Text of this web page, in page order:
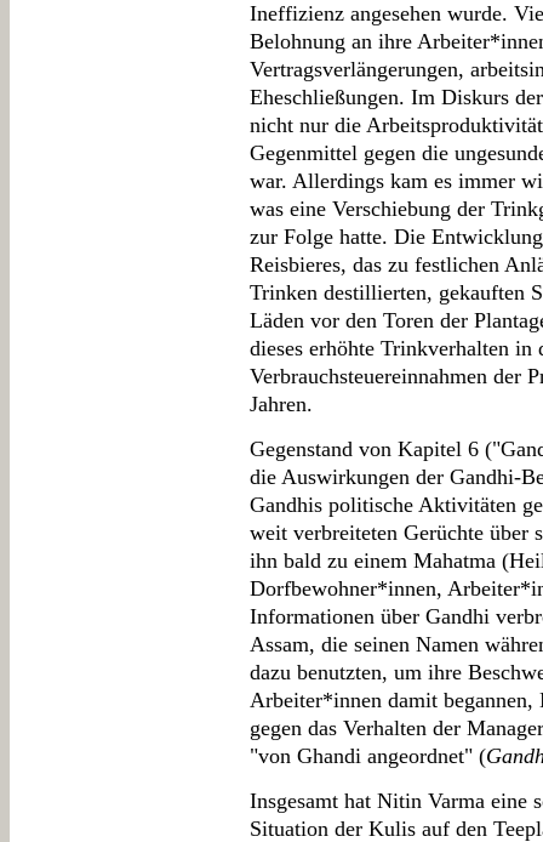
Ineffizienz angesehen wurde.
Belohnung an ihre
Vertragsverlängerungen,
Eheschließungen. Im Diskurs
nicht nur die
Gegenmittel gegen die
war. Allerdings kam es immer
was eine Verschiebung der
zur Folge hatte. Die
Reisbieres, das zu festlichen
Trinken destillierten, gekauften
Läden vor den Toren der
dieses erhöhte Trinkverhalten in
Verbrauchsteuereinnahmen der
Jahren.
Gegenstand von Kapitel 6
die Auswirkungen der Gandhi-
Gandhis politische Aktivitäten
weit verbreiteten Gerüchte über
ihn bald zu einem Mahatma
Dorfbewohner*innen,
Informationen über Gandhi
Assam, die seinen Namen
dazu benutzten, um ihre
Arbeiter*innen damit begannen,
gegen das Verhalten der
"von Ghandi angeordnet" (
Insgesamt hat Nitin Varma eine
Situation der Kulis auf den